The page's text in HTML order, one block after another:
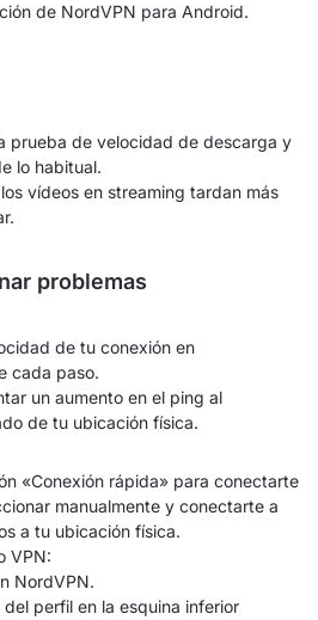
de NordVPN para Android.
prueba de velocidad de descarga y
lo habitual.
vídeos en streaming tardan más
problemas
de tu conexión en
cada paso.
un aumento en el ping al
de tu ubicación física.
«Conexión rápida» para conectarte
manualmente y conectarte a
a tu ubicación física.
VPN:
NordVPN.
del perfil en la esquina inferior